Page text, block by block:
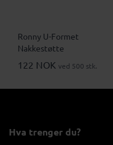
Ronny U-Formet
Nakkestøtte
122 NOK ved 500 stk.
Hva trenger du?